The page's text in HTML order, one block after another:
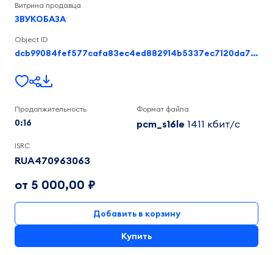
Витрина продавца
ЗВУКОБАЗА
Object ID
dcb99084fef577cafa83ec4ed882914b5337ec7120da7a8ec4a63579a75a558e
Продолжительность
0:16
Формат файла
pcm_s16le 1411 кбит/c
ISRC
RUA470963063
от 5 000,00 ₽
Добавить в корзину
Купить